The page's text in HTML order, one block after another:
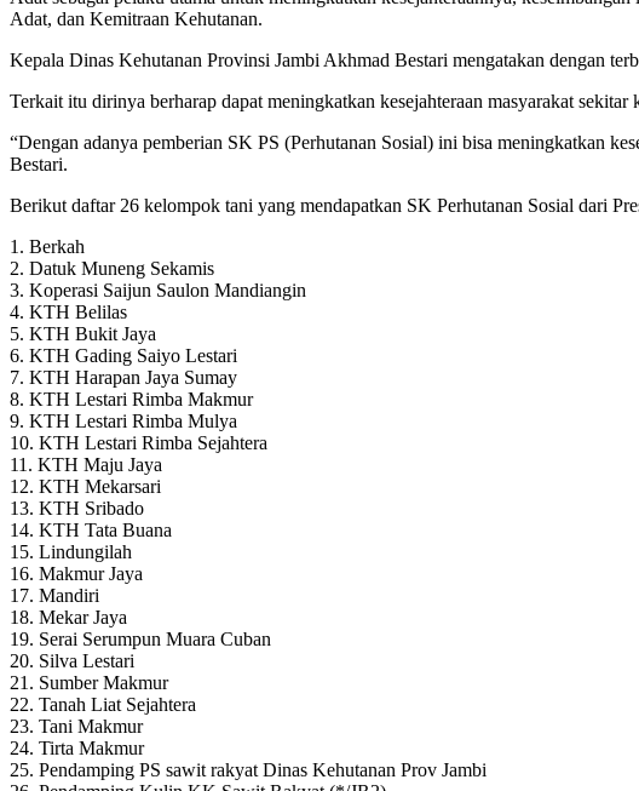
Adat, dan Kemitraan Kehutanan.
Kepala Dinas Kehutanan Provinsi Jambi Akhmad Bestari mengatakan dengan
Terkait itu dirinya berharap dapat meningkatkan kesejahteraan masyarakat sekitar
“Dengan adanya pemberian SK PS (Perhutanan Sosial) ini bisa meningkatkan
Bestari.
Berikut daftar 26 kelompok tani yang mendapatkan SK Perhutanan Sosial dari
1. Berkah
2. Datuk Muneng Sekamis
3. Koperasi Saijun Saulon Mandiangin
4. KTH Belilas
5. KTH Bukit Jaya
6. KTH Gading Saiyo Lestari
7. KTH Harapan Jaya Sumay
8. KTH Lestari Rimba Makmur
9. KTH Lestari Rimba Mulya
10. KTH Lestari Rimba Sejahtera
11. KTH Maju Jaya
12. KTH Mekarsari
13. KTH Sribado
14. KTH Tata Buana
15. Lindungilah
16. Makmur Jaya
17. Mandiri
18. Mekar Jaya
19. Serai Serumpun Muara Cuban
20. Silva Lestari
21. Sumber Makmur
22. Tanah Liat Sejahtera
23. Tani Makmur
24. Tirta Makmur
25. Pendamping PS sawit rakyat Dinas Kehutanan Prov Jambi